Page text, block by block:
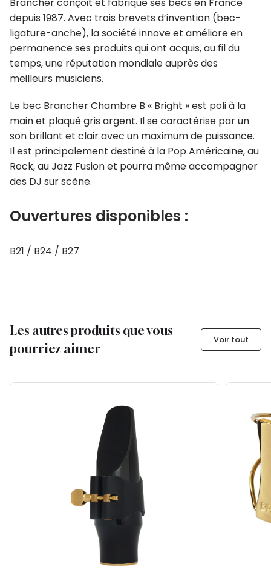
depuis 1987. Avec trois brevets d’invention (bec-
ligature-anche), la société innove et améliore en
permanence ses produits qui ont acquis, au fil du
temps, une réputation mondiale auprès des
meilleurs musiciens.
Le bec Brancher Chambre B « Bright » est poli à la
main et plaqué gris argent. Il se caractérise par un
son brillant et clair avec un maximum de puissance.
Il est principalement destiné à la Pop Américaine, au
Rock, au Jazz Fusion et pourra même accompagner
des DJ sur scène.
Ouvertures disponibles :
B21 / B24 / B27
Les autres produits que vous
pourriez aimer
Voir tout